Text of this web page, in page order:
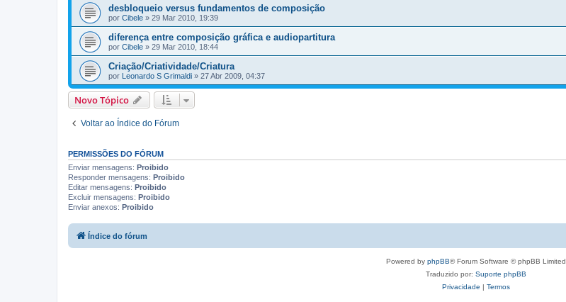
desbloqueio versus fundamentos de composição
por Cibele » 29 Mar 2010, 19:39
diferença entre composição gráfica e audiopartitura
por Cibele » 29 Mar 2010, 18:44
Criação/Criatividade/Criatura
por Leonardo S Grimaldi » 27 Abr 2009, 04:37
Novo Tópico
Voltar ao Índice do Fórum
PERMISSÕES DO FÓRUM
Enviar mensagens: Proibido
Responder mensagens: Proibido
Editar mensagens: Proibido
Excluir mensagens: Proibido
Enviar anexos: Proibido
Índice do fórum
Powered by phpBB® Forum Software © phpBB Limited
Traduzido por: Suporte phpBB
Privacidade | Termos